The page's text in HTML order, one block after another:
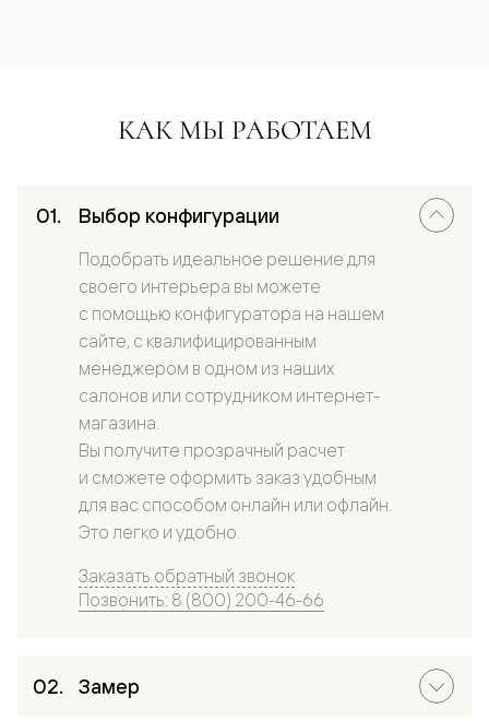
КАК МЫ РАБОТАЕМ
Выбор конфигурации
Подобрать идеальное решение для
своего интерьера вы можете
с помощью конфигуратора на нашем
сайте, с квалифицированным
менеджером в одном из наших
салонов или сотрудником интернет-
магазина.
Вы получите прозрачный расчет
и сможете оформить заказ удобным
для вас способом онлайн или офлайн.
Это легко и удобно.
Заказать обратный звонок
Позвонить: 8 (800) 200-46-66
Замер